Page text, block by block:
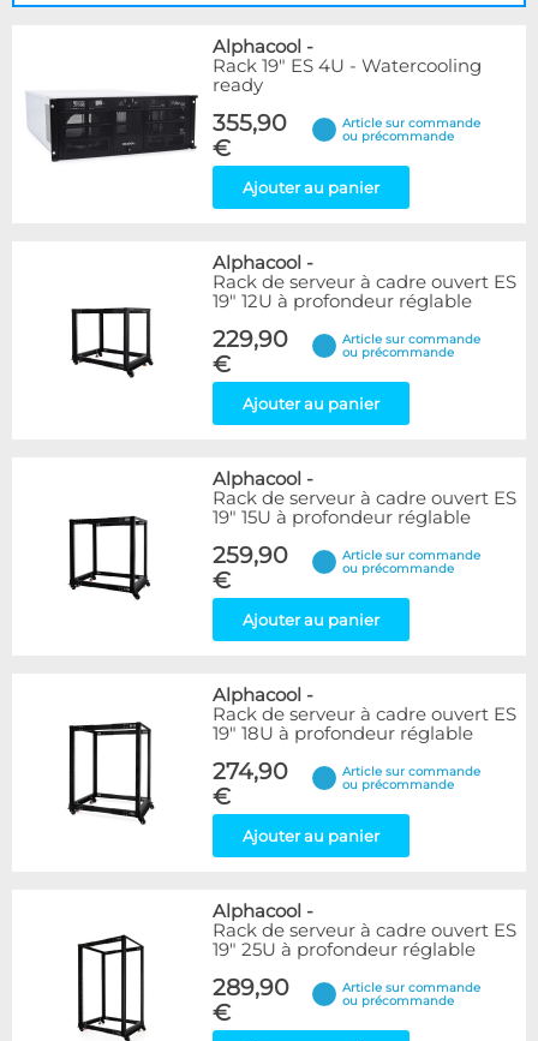
Alphacool -
Rack 19" ES 4U - Watercooling
ready
355,90
€
Article sur commande
ou précommande
Ajouter au panier
Alphacool -
Rack de serveur à cadre ouvert ES
19" 12U à profondeur réglable
229,90
€
Article sur commande
ou précommande
Ajouter au panier
Alphacool -
Rack de serveur à cadre ouvert ES
19" 15U à profondeur réglable
259,90
€
Article sur commande
ou précommande
Ajouter au panier
Alphacool -
Rack de serveur à cadre ouvert ES
19" 18U à profondeur réglable
274,90
€
Article sur commande
ou précommande
Ajouter au panier
Alphacool -
Rack de serveur à cadre ouvert ES
19" 25U à profondeur réglable
289,90
€
Article sur commande
ou précommande